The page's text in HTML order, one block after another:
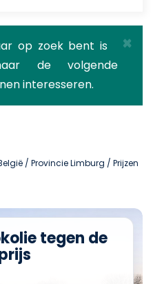
×
op zoek bent is
de volgende
interesseren.
/ Provincie Limburg / Prijzen
tegen de